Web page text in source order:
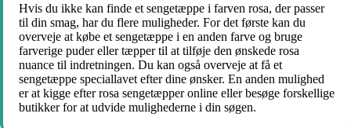
Hvis du ikke kan finde et sengetæppe i farven rosa, der passer
til din smag, har du flere muligheder. For det første kan du
overveje at købe et sengetæppe i en anden farve og bruge
farverige puder eller tæpper til at tilføje den ønskede rosa
nuance til indretningen. Du kan også overveje at få et
sengetæppe speciallavet efter dine ønsker. En anden mulighed
er at kigge efter rosa sengetæpper online eller besøge forskellige
butikker for at udvide mulighederne i din søgen.